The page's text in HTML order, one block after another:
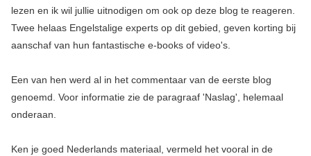
lezen en ik wil jullie uitnodigen om ook op deze blog te reageren.
Twee helaas Engelstalige experts op dit gebied, geven korting bij
aanschaf van hun fantastische e-books of video's.
Een van hen werd al in het commentaar van de eerste blog
genoemd. Voor informatie zie de paragraaf 'Naslag', helemaal
onderaan.
Ken je goed Nederlands materiaal, vermeld het vooral in de